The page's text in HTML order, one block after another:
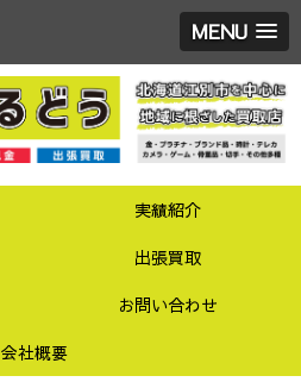
MENU
実績紹介
出張買取
お問い合わせ
会社概要